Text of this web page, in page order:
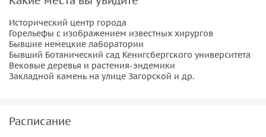
обсерватории Бесселя и об Анатомическом институте.
Исторический центр города
Горельефы с изображением известных хирургов
Бывшие немецкие лаборатории
Бывший Ботанический сад Кенигсбергского университета
Вековые деревья и растения-эндемики
Закладной камень на улице Загорской и др.
Расписание